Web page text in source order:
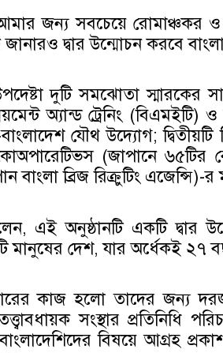
জন্য সবচেয়ে রোমাঞ্চকর
দ্বার উন্মোচন করবে
দুটি সমঝোতা স্মারকের
অ্যান্ড ট্রেনিং
যৌথ উদ্যোগ;
(জাপানে
বাংলা ব্রিজ রিক্রুটিং এজেন্সি)-র
এই অনুষ্ঠানটি একটি দ্বার
মানুষের দেশ, যার অর্ধেকই ২৭
কাজ হলো তাদের জন্য
সংস্থার প্রতিনিধি
বিষয়ে আগ্রহ